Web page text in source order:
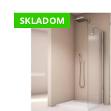
V SKLADOM